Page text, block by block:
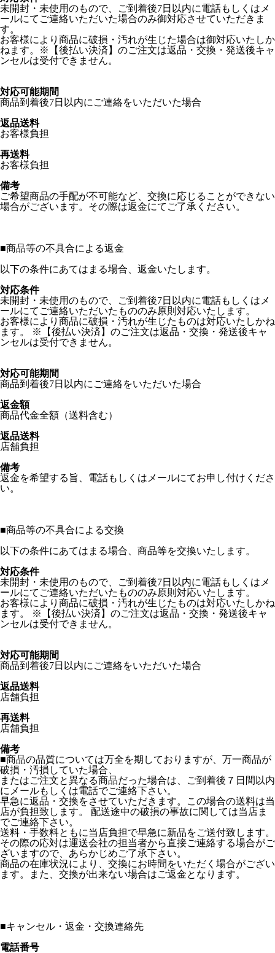
未開封・未使用のもので、ご到着後7日以内に電話もしくはメ
ールにてご連絡いただいた場合のみ御対応させていただきま
す。
お客様により商品に破損・汚れが生じた場合は御対応いたしか
ねます。※【後払い決済】のご注文は返品・交換・発送後キャ
ンセルは受付できません。
対応可能期間
商品到着後7日以内にご連絡をいただいた場合
返品送料
お客様負担
再送料
お客様負担
備考
ご希望商品の手配が不可能など、交換に応じることができない
場合がございます。その際は返金にてご了承ください。
■商品等の不具合による返金
以下の条件にあてはまる場合、返金いたします。
対応条件
未開封・未使用のもので、ご到着後7日以内に電話もしくはメ
ールにてご連絡いただいたもののみ原則対応いたします。
お客様により商品に破損・汚れが生じたものは対応いたしかね
ます。 ※【後払い決済】のご注文は返品・交換・発送後キャ
ンセルは受付できません。
対応可能期間
商品到着後7日以内にご連絡をいただいた場合
返金額
商品代金全額（送料含む）
返品送料
店舗負担
備考
返金を希望する旨、電話もしくはメールにてお申し付けくださ
い。
■商品等の不具合による交換
以下の条件にあてはまる場合、商品等を交換いたします。
対応条件
未開封・未使用のもので、ご到着後7日以内に電話もしくはメ
ールにてご連絡いただいたもののみ原則対応いたします。
お客様により商品に破損・汚れが生じたものは対応いたしかね
ます。 ※【後払い決済】のご注文は返品・交換・発送後キャ
ンセルは受付できません。
対応可能期間
商品到着後7日以内にご連絡をいただいた場合
返品送料
店舗負担
再送料
店舗負担
備考
■商品の品質については万全を期しておりますが、万一商品が
破損・汚損していた場合、
またはご注文と異なる商品だった場合は、ご到着後７日間以内
にメールもしくは電話でご連絡下さい。
早急に返品・交換をさせていただきます。この場合の送料は当
店が負担致します。 配送途中の破損の事故に関しては当店ま
でご連絡下さい。
送料・手数料ともに当店負担で早急に新品をご送付致します。
その際の応対は運送会社の担当者から直接ご連絡する場合がご
ざいますので、あらかじめご了承下さい。
商品の在庫状況により、交換にお時間をいただく場合がござい
ます。また、交換が出来ない場合はご返金となります。
■キャンセル・返金・交換連絡先
電話番号